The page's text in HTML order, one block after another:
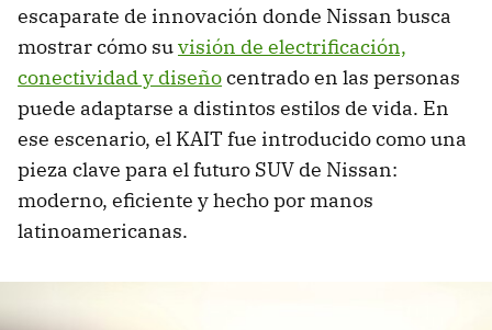
escaparate de innovación donde Nissan busca
mostrar cómo suvisión de electrificación,
conectividad y diseñocentrado en las personas
puede adaptarse a distintos estilos de vida. En
ese escenario, el KAIT fue introducido como una
pieza clave para el futuro SUV de Nissan:
moderno, eficiente y hecho por manos
latinoamericanas.